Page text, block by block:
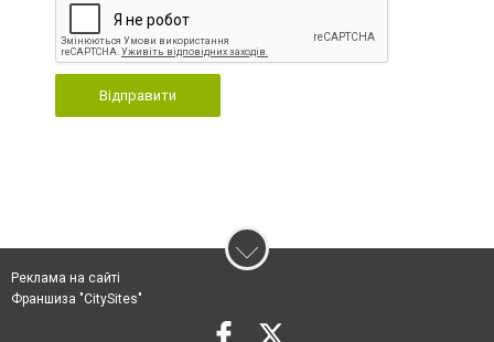
Відправити
Реклама на сайті
Франшиза "CitySites"